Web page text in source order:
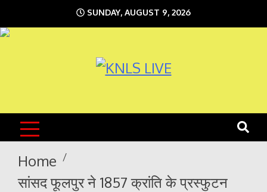
to
SUNDAY, AUGUST 9, 2026
Home
सांसद फूलपुर ने 1857 क्रांति के प्रस्फुटन